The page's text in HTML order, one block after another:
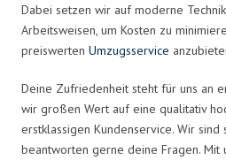
Dabei setzen wir auf moderne
Arbeitsweisen, um Kosten zu
preiswerten Umzugsservice
Deine Zufriedenheit steht für uns an
wir großen Wert auf eine qualitativ
erstklassigen Kundenservice. Wir
beantworten gerne deine Fragen. Mit